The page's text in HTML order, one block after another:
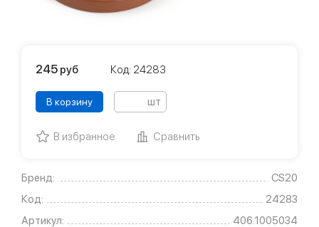
Бренд:
CS20
Код:
24283
Артикул:
406.1005034
245 руб Код: 24283
В корзину шт
В избранное Сравнить